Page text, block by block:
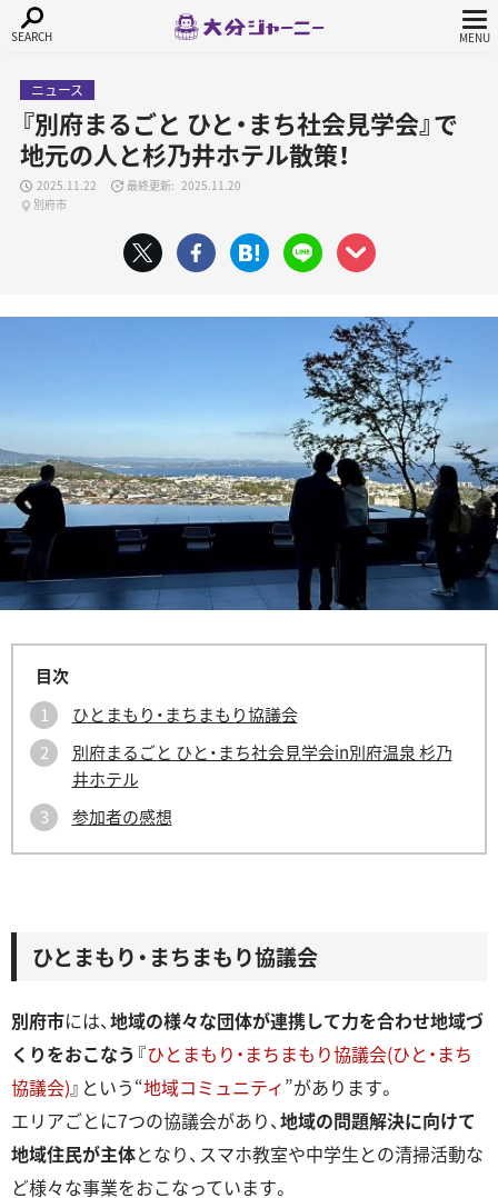
ニュース
『別府まるごと ひと・まち社会見学会』で
地元の人と杉乃井ホテル散策！
2025.11.22
2025.11.20
別府市
ひとまもり・まちまもり協議会
別府まるごと ひと・まち社会見学会in別府温泉 杉乃
井ホテル
参加者の感想
ひとまもり・まちまもり協議会
別府市には、 地域の様々な団体が連携して力を合わせ地域づ
くりをおこなう 『ひとまもり・まちまもり協議会(ひと・まち
協議会)』という“地域コミュニティ”があります。
エリアごとに7つの協議会があり、 地域の問題解決に向けて
地域住民が主体となり、スマホ教室や中学生との清掃活動な
ど様々な事業をおこなっています。